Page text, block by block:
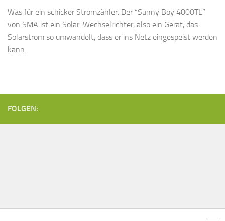
Was für ein schicker Stromzähler. Der “Sunny Boy 4000TL”
von SMA ist ein Solar-Wechselrichter, also ein Gerät, das
Solarstrom so umwandelt, dass er ins Netz eingespeist werden
kann.
FOLGEN: